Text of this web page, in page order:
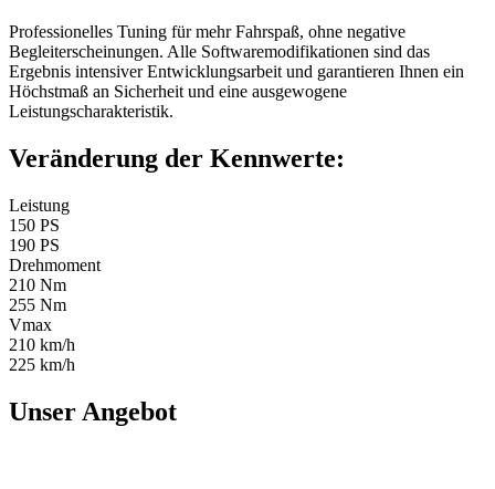
Professionelles Tuning für mehr Fahrspaß, ohne negative
Begleiterscheinungen. Alle Softwaremodifikationen sind das
Ergebnis intensiver Entwicklungsarbeit und garantieren Ihnen ein
Höchstmaß an Sicherheit und eine ausgewogene
Leistungscharakteristik.
Veränderung der Kennwerte:
Leistung
150 PS
190 PS
Drehmoment
210 Nm
255 Nm
Vmax
210 km/h
225 km/h
Unser Angebot